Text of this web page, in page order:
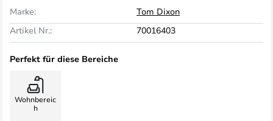
Marke:
Tom Dixon
Artikel Nr.:
70016403
Perfekt für diese Bereiche
Wohnbereic
h